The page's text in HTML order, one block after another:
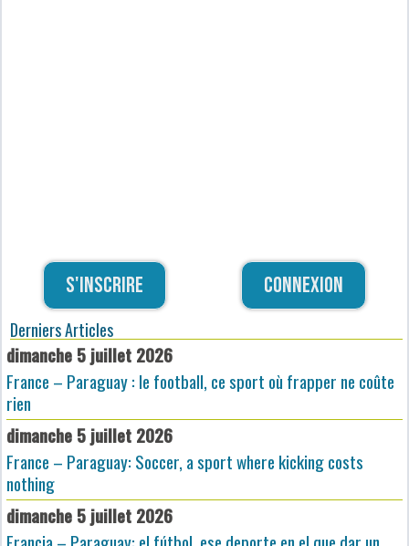
S'inscrire Connexion
Derniers Articles
dimanche 5 juillet 2026
France – Paraguay : le football, ce sport où frapper ne coûte
rien
dimanche 5 juillet 2026
France – Paraguay: Soccer, a sport where kicking costs
nothing
dimanche 5 juillet 2026